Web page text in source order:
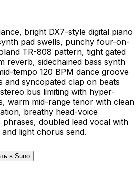
bright DX7-style digital piano
pad swells, punchy four-on-
TR-808 pattern, tight gated
reverb, sidechained bass synth
tempo 120 BPM dance groove
and syncopated clap on beats
bus limiting with hyper-
warm mid-range tenor with clean
breathy head-voice
doubled lead vocal with
light chorus send.
в Suno